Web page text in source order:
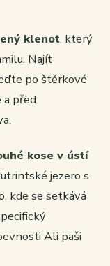
klenot, který
Najít
po štěrkové
před
kose v ústí
jezero s
kde se setkává
Ali paši